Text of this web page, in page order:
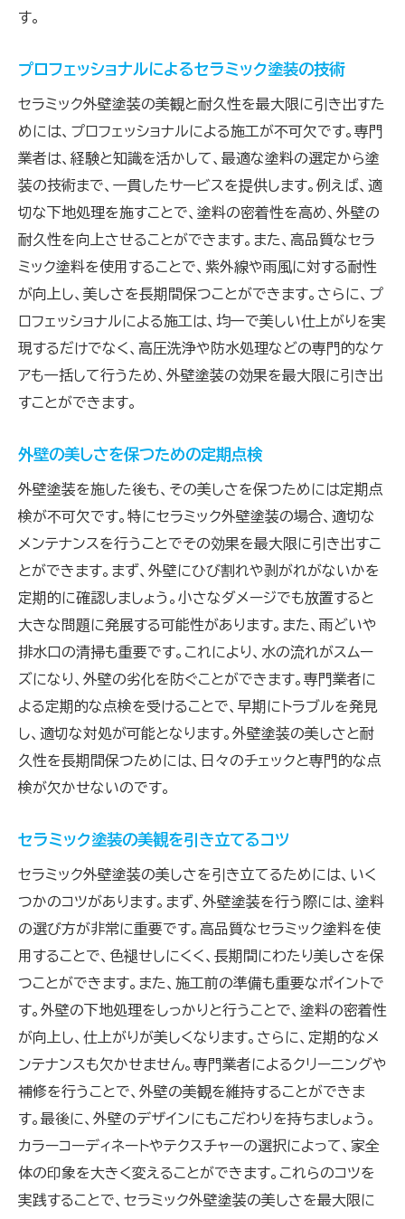
す。
プロフェッショナルによるセラミック塗装の技術
セラミック外壁塗装の美観と耐久性を最大限に引き出すた
めには、プロフェッショナルによる施工が不可欠です。専門
業者は、経験と知識を活かして、最適な塗料の選定から塗
装の技術まで、一貫したサービスを提供します。例えば、適
切な下地処理を施すことで、塗料の密着性を高め、外壁の
耐久性を向上させることができます。また、高品質なセラ
ミック塗料を使用することで、紫外線や雨風に対する耐性
が向上し、美しさを長期間保つことができます。さらに、プ
ロフェッショナルによる施工は、均一で美しい仕上がりを実
現するだけでなく、高圧洗浄や防水処理などの専門的なケ
アも一括して行うため、外壁塗装の効果を最大限に引き出
すことができます。
外壁の美しさを保つための定期点検
外壁塗装を施した後も、その美しさを保つためには定期点
検が不可欠です。特にセラミック外壁塗装の場合、適切な
メンテナンスを行うことでその効果を最大限に引き出すこ
とができます。まず、外壁にひび割れや剥がれがないかを
定期的に確認しましょう。小さなダメージでも放置すると
大きな問題に発展する可能性があります。また、雨どいや
排水口の清掃も重要です。これにより、水の流れがスムー
ズになり、外壁の劣化を防ぐことができます。専門業者に
よる定期的な点検を受けることで、早期にトラブルを発見
し、適切な対処が可能となります。外壁塗装の美しさと耐
久性を長期間保つためには、日々のチェックと専門的な点
検が欠かせないのです。
セラミック塗装の美観を引き立てるコツ
セラミック外壁塗装の美しさを引き立てるためには、いく
つかのコツがあります。まず、外壁塗装を行う際には、塗料
の選び方が非常に重要です。高品質なセラミック塗料を使
用することで、色褪せしにくく、長期間にわたり美しさを保
つことができます。また、施工前の準備も重要なポイントで
す。外壁の下地処理をしっかりと行うことで、塗料の密着性
が向上し、仕上がりが美しくなります。さらに、定期的なメ
ンテナンスも欠かせません。専門業者によるクリーニングや
補修を行うことで、外壁の美観を維持することができま
す。最後に、外壁のデザインにもこだわりを持ちましょう。
カラーコーディネートやテクスチャーの選択によって、家全
体の印象を大きく変えることができます。これらのコツを
実践することで、セラミック外壁塗装の美しさを最大限に